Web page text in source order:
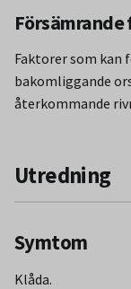
Faktorer som kan
bakomliggande
återkommande
Utredning
Symtom
Klåda.